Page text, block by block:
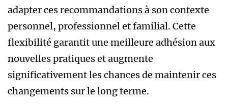
adapter ces recommandations à son contexte
personnel, professionnel et familial. Cette
flexibilité garantit une meilleure adhésion aux
nouvelles pratiques et augmente
significativement les chances de maintenir ces
changements sur le long terme.